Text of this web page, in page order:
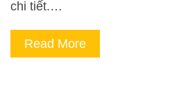
chi tiết.…
Read More